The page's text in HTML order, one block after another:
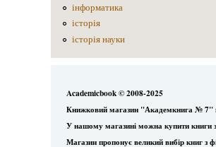
інформатика
історія
історія науки
Academicbook © 2008-2025
Книжковий магазин "Академкнига № 7"
У нашому магазині можна купити книги
Магазин пропонує великий вибір книг з